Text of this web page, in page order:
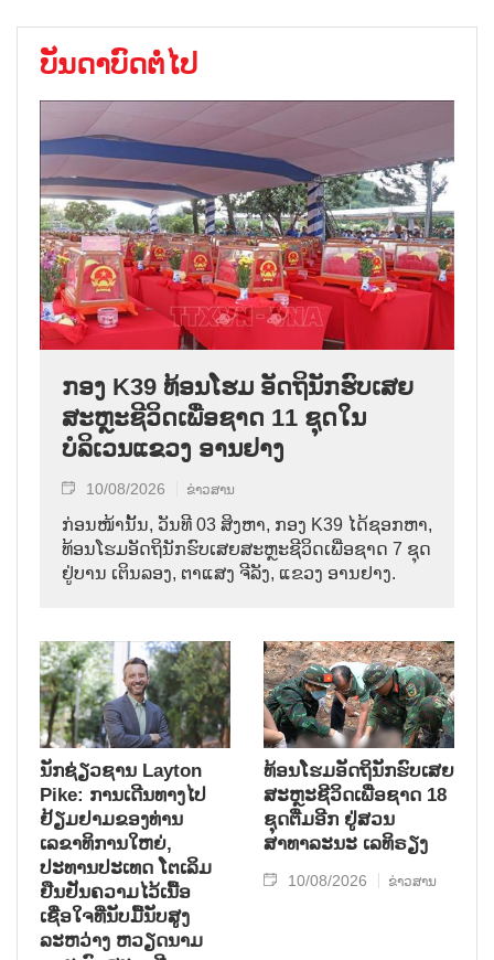
ບັນດາບົດຕໍ່ໄປ
ກອງ K39 ທ້ອນໂຮມ ອັດຖິນັກຮົບເສຍ
ສະຫຼະຊີວິດເພື່ອຊາດ 11 ຊຸດໃນ
ບໍລິເວນແຂວງ ອານຢາງ
10/08/2026 ຂ່າວສານ
ກ່ອນໜ້ານັ້ນ, ວັນທີ 03 ສິງຫາ, ກອງ K39 ໄດ້ຊອກຫາ,
ທ້ອນໂຮມອັດຖິນັກຮົບເສຍສະຫຼະຊີວິດເພື່ອຊາດ 7 ຊຸດ
ຢູ່ບານ ເຕິນລອງ, ຕາແສງ ຈີລັງ, ແຂວງ ອານຢາງ.
ນັກຊ່ຽວຊານ Layton
Pike: ການເດີນທາງໄປ
ຢ້ຽມຢາມຂອງທ່ານ
ເລຂາທິການໃຫຍ່,
ປະທານປະເທດ ໂຕເລິມ
ຢືນຢັນຄວາມໄວ້ເນື້ອ
ເຊື່ອໃຈທີ່ນັບມື້ນັບສູງ
ລະຫວ່າງ ຫວຽດນາມ
ທ້ອນໂຮມອັດຖິນັກຮົບເສຍ
ສະຫຼະຊີວິດເພື່ອຊາດ 18
ຊຸດຕື່ມອີກ ຢູ່ສວນ
ສາທາລະນະ ເລທິຣຽງ
10/08/2026 ຂ່າວສານ